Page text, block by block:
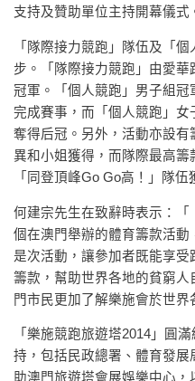
支持及贊助單位主持開幕儀式
「隊際接力競跑」隊伍及「
步。「隊際接力競跑」由愛
冠軍。「個人競跑」男子組
完成賽事，而「個人競跑」女
奪得后冠。另外，活動亦設
異和小姐獲得，而隊際最高
「同登頂峰Go Go高！」隊伍
何建宗先生在致辭時表示：
個在澳門舉辦的體育籌款活
是次活動，讓參加者既能享
籌款，幫助世界各地的貧窮
門市民更加了解樂施會於世界
「樂施競跑旅遊塔2014」圓
持，包括民政總署、體育發
助澳門旅遊塔會展娛樂中心，